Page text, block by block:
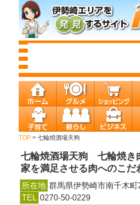
TOP> 七輪焼酒場天狗
七輪焼酒場天狗 七輪焼き
家を満足させる肉へのこだ
所在地 群馬県伊勢崎市南千木町
TEL 0270-50-0229